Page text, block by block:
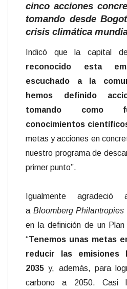
cinco acciones
tomando desde
crisis climática
Indicó que la capital
reconocido esta
escuchado a la
hemos definido
tomando como
conocimientos
metas y acciones en
nuestro programa de
primer punto”.
Igualmente
a Bloomberg Philantropies
en la definición de un
“Tenemos unas metas
reducir las emisiones
2035 y, además, para
carbono a 2050. Casi